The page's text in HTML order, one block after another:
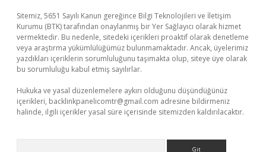
Sitemiz, 5651 Sayılı Kanun gereğince Bilgi Teknolojileri ve İletişim
Kurumu (BTK) tarafından onaylanmış bir Yer Sağlayıcı olarak hizmet
vermektedir. Bu nedenle, sitedeki içerikleri proaktif olarak denetleme
veya araştırma yükümlülüğümüz bulunmamaktadır. Ancak, üyelerimiz
yazdıkları içeriklerin sorumluluğunu taşımakta olup, siteye üye olarak
bu sorumluluğu kabul etmiş sayılırlar.
Hukuka ve yasal düzenlemelere aykırı olduğunu düşündüğünüz
içerikleri, backlinkpanelicomtr@gmail.com adresine bildirmeniz
halinde, ilgili içerikler yasal süre içerisinde sitemizden kaldırılacaktır.